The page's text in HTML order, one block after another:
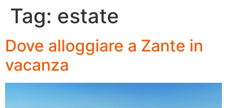
Tag: estate
Dove alloggiare a Zante in
vacanza